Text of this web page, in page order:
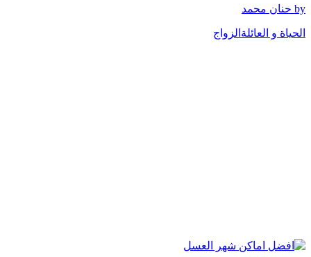
by حنان محمد
الحياة و العائلة الزواج